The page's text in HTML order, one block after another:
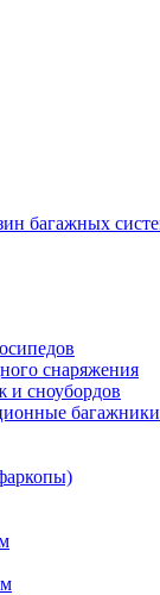
снаряжения
и сноубордов
багажники